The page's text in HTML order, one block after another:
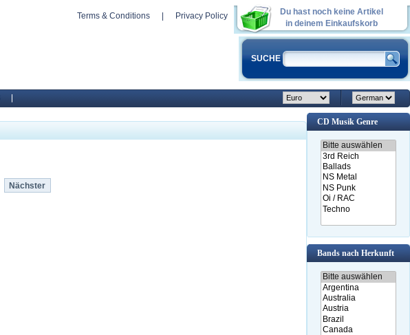
Du hast noch keine Artikel
in deinem Einkaufskorb
Terms & Conditions Privacy Policy
SUCHE
Nächster
CD Musik Genre
Bands nach Herkunft